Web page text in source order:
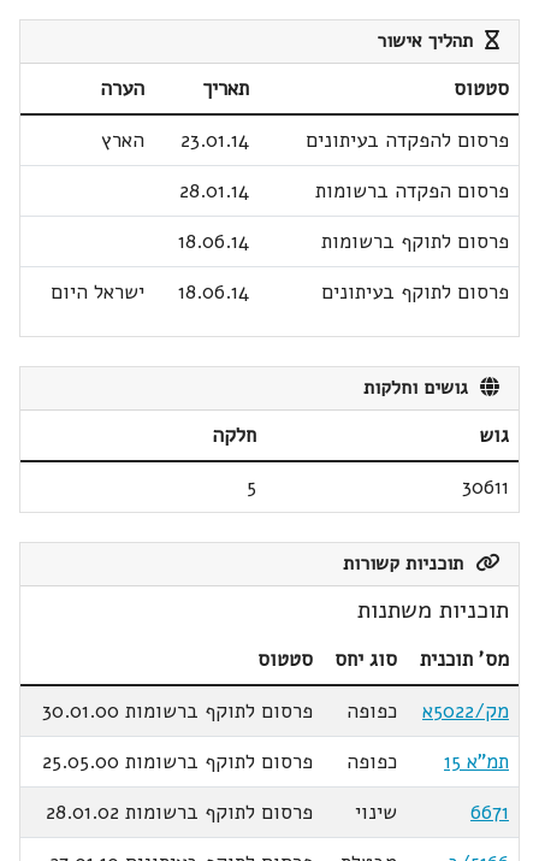
תהליך אישור
סטטוס תאריך
הערה
פרסום להפקדה בעיתונים
23.01.14
הארץ
פרסום הפקדה ברשומות
28.01.14
פרסום לתוקף ברשומות
18.06.14
פרסום לתוקף בעיתונים
18.06.14 ישראל היום
גושים וחלקות
גוש
חלקה
30611
5
תוכניות קשורות
תוכניות משתנות
מס' תוכנית סוג יחס
סטטוס
מק/5022א
כפופה
פרסום לתוקף ברשומות 30.01.00
תמ"א 15
כפופה
פרסום לתוקף ברשומות 25.05.00
6671
שינוי
פרסום לתוקף ברשומות 28.01.02